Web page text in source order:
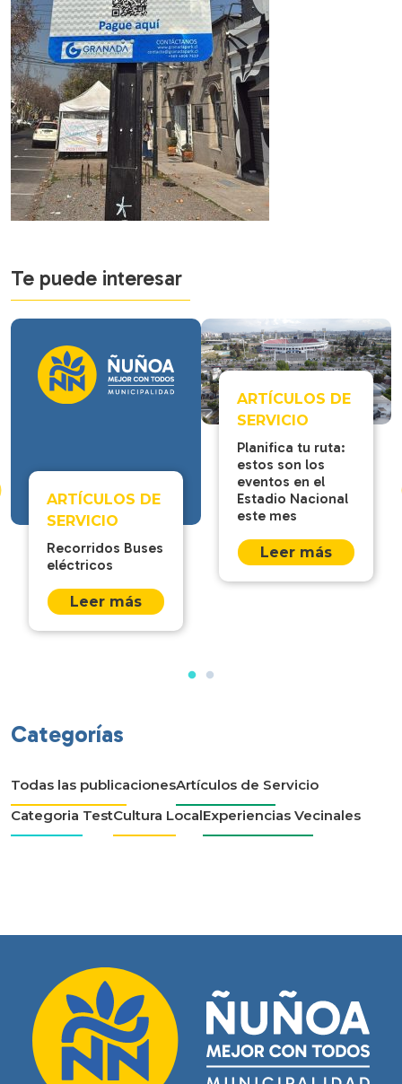
Te puede interesar
ARTÍCULOS DE
SERVICIO
Recorridos Buses
eléctricos
Leer más
ARTÍCULOS DE
SERVICIO
Planifica tu ruta:
estos son los
eventos en el
Estadio Nacional
este mes
Leer más
Categorías
Todas las publicacionesArtículos de Servicio
Categoria TestCultura LocalExperiencias Vecinales